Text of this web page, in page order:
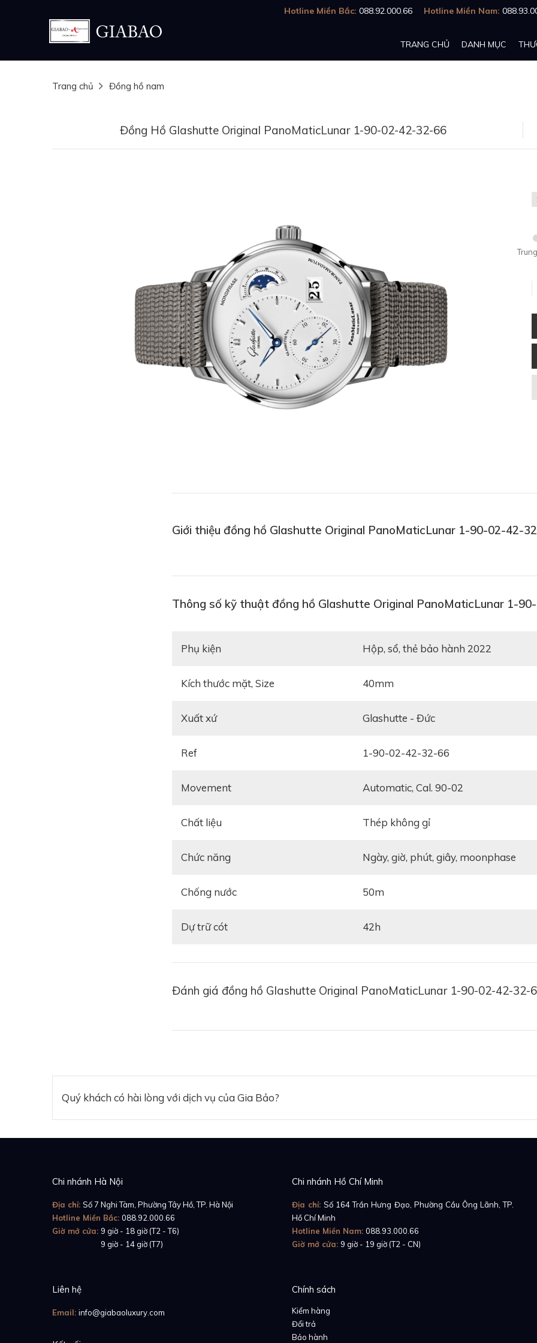
Hotline Miền Bắc: 088.92.000.66 Hotline Miền Nam:
TRANG CHỦ DANH MỤC
Trang chủ Đồng hồ nam
Đồng Hồ Glashutte Original PanoMaticLunar 1-90-02-42-32-66
Giới thiệu đồng hồ Glashutte Original PanoMaticLunar 1-90-02-42-
Thông số kỹ thuật đồng hồ Glashutte Original PanoMaticLunar 1-
Phụ kiện Hộp, sổ, thẻ bảo hành 2022
Kích thước mặt, Size 40mm
Xuất xứ Glashutte - Đức
Ref 1-90-02-42-32-66
Movement Automatic, Cal. 90-02
Chất liệu Thép không gỉ
Chức năng ngày, giờ, phút, giây, moonphase
Chống nước 50m
Dự trữ cót 42h
Đánh giá đồng hồ Glashutte Original PanoMaticLunar 1-90-02-42-32-
Quý khách có hài lòng với dịch vụ của Gia Bảo?
Chi nhánh Hà Nội
Địa chỉ: Số 7 Nghi Tàm, Phường Tây Hồ, TP. Hà Nội
Hotline Miền Bắc: 088.92.000.66
Giờ mở cửa: 9 giờ - 18 giờ (T2 - T6)
9 giờ - 14 giờ (T7)
Chi nhánh Hồ Chí Minh
Địa chỉ:Số 164 Trần Hưng Đạo, Phường Cầu Ông Lãnh, TP.
Hồ Chí Minh
Hotline Miền Nam: 088.93.000.66
Giờ mở cửa: 9 giờ - 19 giờ (T2 - CN)
Liên hệ
Email: info@giabaoluxury.com
Chính sách
Kiểm hàng
Đổi trả
Bảo hành